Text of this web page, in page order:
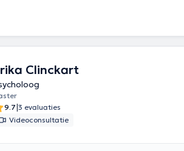
geweest. Ik communiceer gemakkelijk en ik
me heen te zorgen. Ik heb ervoor gekozen om
bij door middel van conferenties, lezingen,
om steeds aan de verschillende
met mij op te nemen: Tel:
Clinckart
9.7|3 evaluaties
Videoconsultatie